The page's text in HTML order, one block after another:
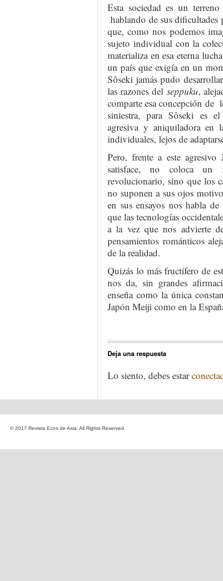
Esta sociedad es un
hablando de sus
que, como nos podemos
sujeto individual con la
materializa en esa eterna
un país que exigía en un
Sôseki jamás pudo
las razones del seppuku,
comparte esa concepción de
siniestra, para Sôseki es
agresiva y aniquiladora en
individuales, lejos de
Pero, frente a este
satisface, no coloca un
revolucionario, sino que los
no suponen a sus ojos
en sus ensayos nos habla
que las tecnologías
a la vez que nos advierte
pensamientos románticos
de la realidad.
Quizás lo más fructífero de
nos da, sin grandes
enseña como la única
Japón Meiji como en la
Deja una respuesta
Lo siento, debes estar
© 2017 Revista Ecos de Asia. All Rights Reserved.